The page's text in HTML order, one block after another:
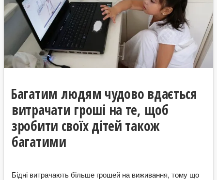
Багатим людям чудово вдається
витрачати гроші на те, щоб
зробити своїх дітей також
багатими
Бідні витрачають більше грошей на виживання, тому що